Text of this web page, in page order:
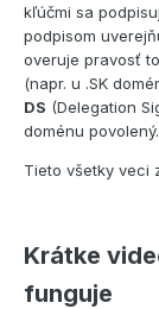
kľúčmi sa
podpisom
overuje pravosť
(napr. u .SK
DS (Delegation
doménu povolený.
Tieto všetky veci
Krátke
funguje